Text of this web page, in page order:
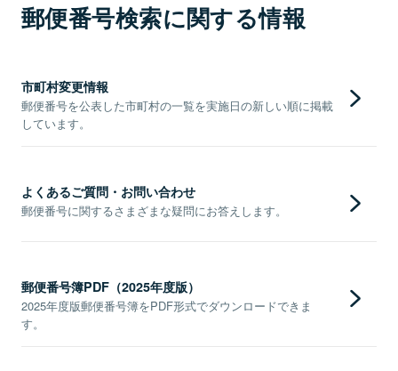
郵便番号検索に関する情報
市町村変更情報
郵便番号を公表した市町村の一覧を実施日の新しい順に掲載
しています。
よくあるご質問・お問い合わせ
郵便番号に関するさまざまな疑問にお答えします。
郵便番号簿PDF（2025年度版）
2025年度版郵便番号簿をPDF形式でダウンロードできま
す。